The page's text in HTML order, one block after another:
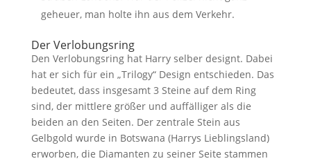
geheuer, man holte ihn aus dem Verkehr.
Der Verlobungsring
Den Verlobungsring hat Harry selber designt. Dabei
hat er sich für ein „Trilogy“ Design entschieden. Das
bedeutet, dass insgesamt 3 Steine auf dem Ring
sind, der mittlere größer und auffälliger als die
beiden an den Seiten. Der zentrale Stein aus
Gelbgold wurde in Botswana (Harrys Lieblingsland)
erworben, die Diamanten zu seiner Seite stammen